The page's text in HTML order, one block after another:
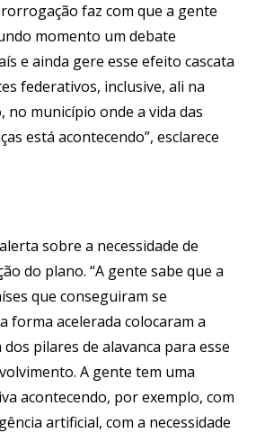
faz com que a gente
momento um debate
e ainda gere esse efeito cascata
federativos, inclusive, ali na
município onde a vida das
está acontecendo”, esclarece
sobre a necessidade de
do plano. “A gente sabe que a
que conseguiram se
forma acelerada colocaram a
pilares de alavanca para esse
A gente tem uma
acontecendo, por exemplo, com
artificial, com a necessidade